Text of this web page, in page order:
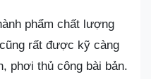
phẩm chất lượng
rất được kỹ càng
phơi thủ công bài bản.